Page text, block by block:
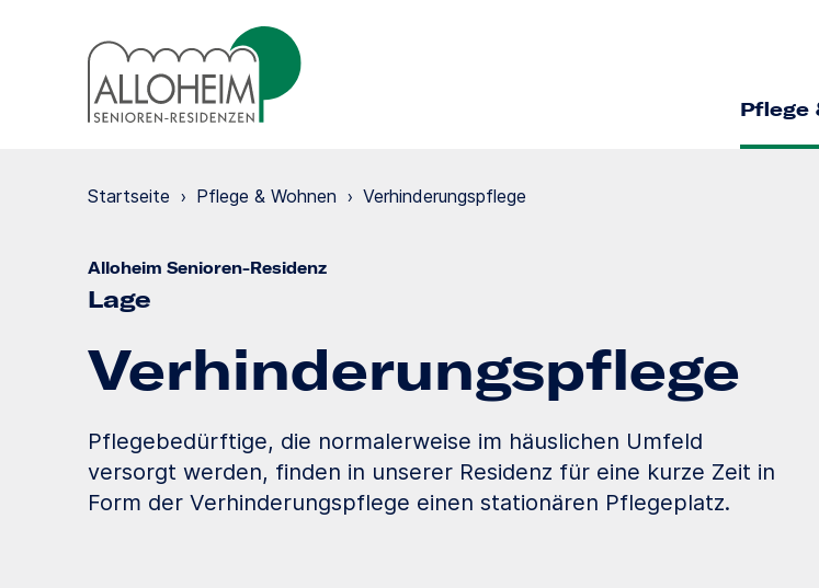
Pflege
Startseite › Pflege & Wohnen › Verhinde­rungs­pflege
Alloheim Senioren-Residenz
Lage
Verhinde­rungs­pflege
Pflegebedürftige, die normalerweise im häuslichen Umfeld
versorgt werden, finden in unserer Residenz für eine kurze Zeit in
Form der Verhinderungspflege einen stationären Pflegeplatz.